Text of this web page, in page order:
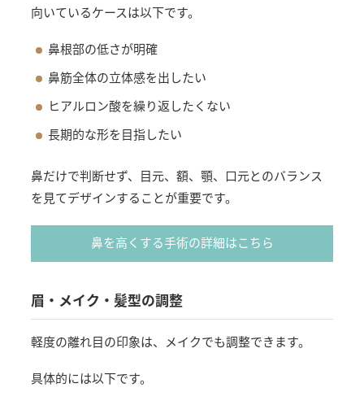
向いているケースは以下です。
鼻根部の低さが明確
鼻筋全体の立体感を出したい
ヒアルロン酸を繰り返したくない
長期的な形を目指したい
鼻だけで判断せず、目元、額、顎、口元とのバランス
を見てデザインすることが重要です。
鼻を高くする手術の詳細はこちら
眉・メイク・髪型の調整
軽度の離れ目の印象は、メイクでも調整できます。
具体的には以下です。